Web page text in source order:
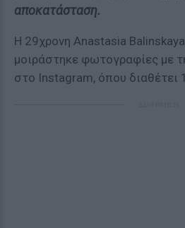
αποκατάσταση.
Η 29χρονη Anastasia
μοιράστηκε φωτογραφίες με
στο Instagram, όπου διαθέτει